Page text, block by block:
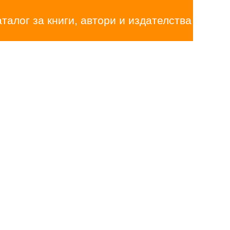
за книги, автори и издателства